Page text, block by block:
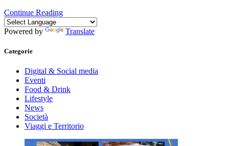
Continue Reading
Powered by Translate
Categorie
Digital & Social media
Eventi
Food & Drink
Lifestyle
News
Società
Viaggi e Territorio